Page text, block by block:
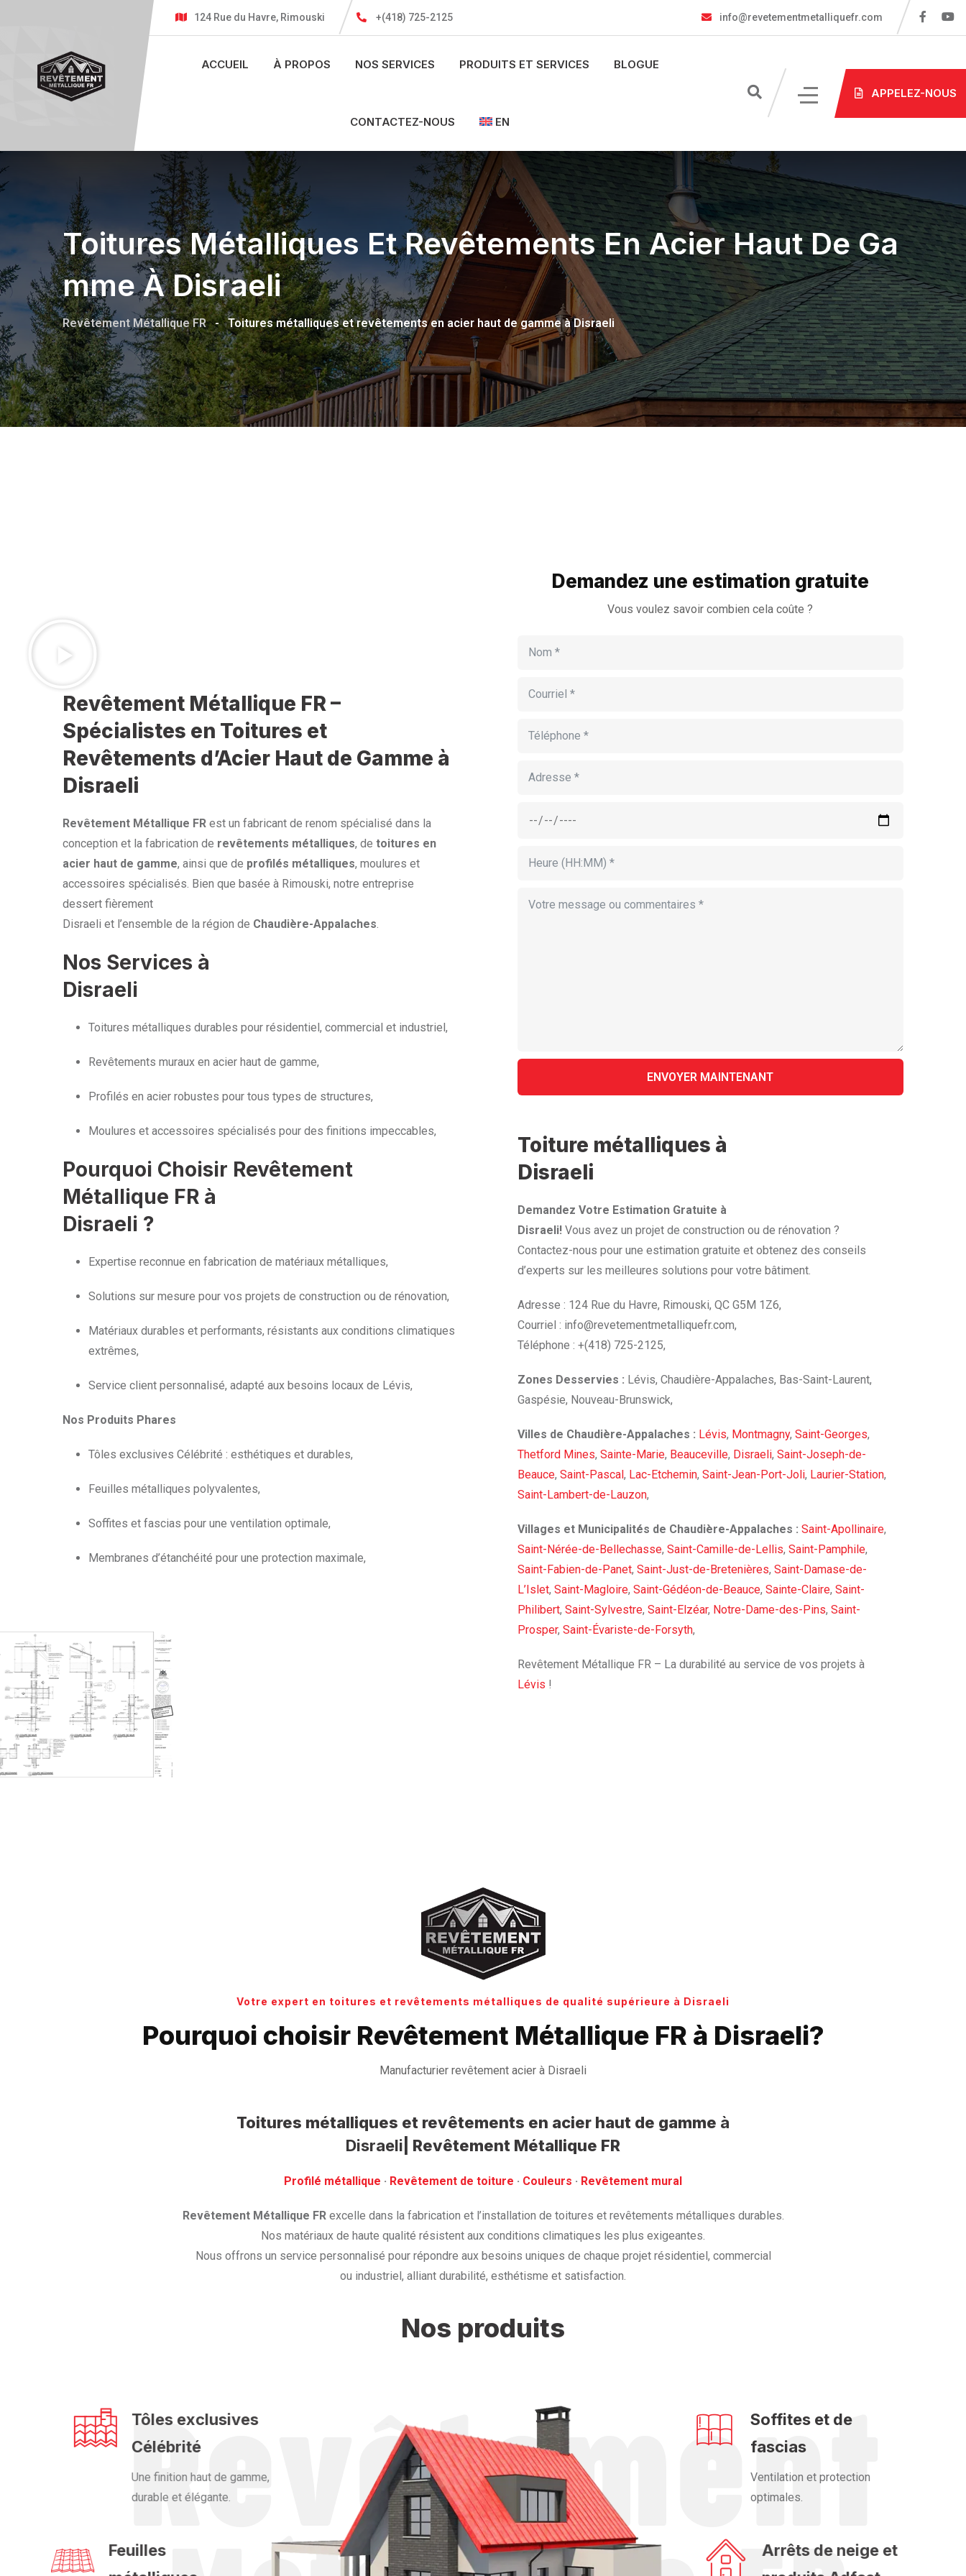
124 Rue du Havre, Rimouski +(418) 725-2125 info@revetementmetalliquefr.com
ACCUEIL À PROPOS NOS SERVICES PRODUITS ET SERVICES BLOGUE
CONTACTEZ-NOUS EN
APPELEZ-NOUS
Toitures Métalliques Et Revêtements En Acier Haut De Ga
Mme À Disraeli
Revêtement Métallique FR - Toitures métalliques et revêtements en acier haut de gamme à Disraeli
Revêtement Métallique FR –
Spécialistes en Toitures et
Revêtements d’Acier Haut de Gamme à
Disraeli
Revêtement Métallique FR est un fabricant de renom spécialisé dans la
conception et la fabrication de revêtements métalliques, de toitures en
acier haut de gamme, ainsi que de profilés métalliques, moulures et
accessoires spécialisés. Bien que basée à Rimouski, notre entreprise
dessert fièrement
Disraeli et l’ensemble de la région de Chaudière-Appalaches.
Nos Services à
Disraeli
Toitures métalliques durables pour résidentiel, commercial et industriel,
Revêtements muraux en acier haut de gamme,
Profilés en acier robustes pour tous types de structures,
Moulures et accessoires spécialisés pour des finitions impeccables,
Pourquoi Choisir Revêtement
Métallique FR à
Disraeli ?
Expertise reconnue en fabrication de matériaux métalliques,
Solutions sur mesure pour vos projets de construction ou de rénovation,
Matériaux durables et performants, résistants aux conditions climatiques
extrêmes,
Service client personnalisé, adapté aux besoins locaux de Lévis,
Nos Produits Phares
Tôles exclusives Célébrité : esthétiques et durables,
Feuilles métalliques polyvalentes,
Soffites et fascias pour une ventilation optimale,
Membranes d’étanchéité pour une protection maximale,
Demandez une estimation gratuite
Vous voulez savoir combien cela coûte ?
Toiture métalliques à
Disraeli
Demandez Votre Estimation Gratuite à
Disraeli!Vous avez un projet de construction ou de rénovation ?
Contactez-nous pour une estimation gratuite et obtenez des conseils
d’experts sur les meilleures solutions pour votre bâtiment.
Adresse : 124 Rue du Havre, Rimouski, QC G5M 1Z6,
Courriel : info@revetementmetalliquefr.com,
Téléphone : +(418) 725-2125,
Zones Desservies : Lévis, Chaudière-Appalaches, Bas-Saint-Laurent,
Gaspésie, Nouveau-Brunswick,
Villes de Chaudière-Appalaches : Lévis, Montmagny, Saint-Georges,
Thetford Mines, Sainte-Marie, Beauceville, Disraeli, Saint-Joseph-de-
Beauce, Saint-Pascal , Lac-Etchemin, Saint-Jean-Port-Joli, Laurier-Station,
Saint-Lambert-de-Lauzon,
Villages et Municipalités de Chaudière-Appalaches : Saint-Apollinaire,
Saint-Nérée-de-Bellechasse, Saint-Camille-de-Lellis, Saint-Pamphile,
Saint-Fabien-de-Panet, Saint-Just-de-Bretenières, Saint-Damase-de-
L’Islet, Saint-Magloire, Saint-Gédéon-de-Beauce, Sainte-Claire, Saint-
Philibert, Saint-Sylvestre, Saint-Elzéar, Notre-Dame-des-Pins, Saint-
Prosper, Saint-Évariste-de-Forsyth,
Revêtement Métallique FR – La durabilité au service de vos projets à
Lévis !
Votre expert en toitures et revêtements métalliques de qualité supérieure à Disraeli
Pourquoi choisir Revêtement Métallique FR à Disraeli?
Manufacturier revêtement acier à Disraeli
Toitures métalliques et revêtements en acier haut de gamme à
Disraeli | Revêtement Métallique FR
Profilé métallique · ‎ Revêtement de toiture · ‎ Couleurs · ‎Revêtement mural
Revêtement Métallique FRexcelle dans la fabrication et l’installation de toitures et revêtements métalliques durables.
Nos matériaux de haute qualité résistent aux conditions climatiques les plus exigeantes.
Nous offrons un service personnalisé pour répondre aux besoins uniques de chaque projet résidentiel, commercial
ou industriel, alliant durabilité, esthétisme et satisfaction.
Nos produits
Tôles exclusives
Célébrité
Une finition haut de gamme,
durable et élégante.
Feuilles
Soffites et de
fascias
Ventilation et protection
optimales.
Arrêts de neige et